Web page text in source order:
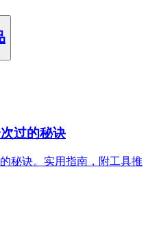
过的秘诀
秘诀。实用指南，附工具推